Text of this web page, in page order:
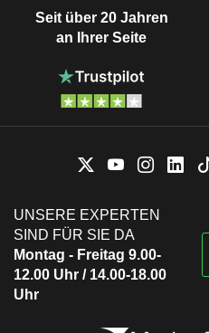
Seit über 20 Jahren
an Ihrer Seite
UNSERE EXPERTEN
SIND FÜR SIE DA
Montag - Freitag 9.00-
12.00 Uhr / 14.00-18.00
Uhr